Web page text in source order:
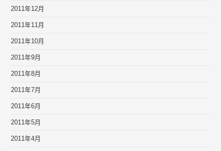
2011年12月
2011年11月
2011年10月
2011年9月
2011年8月
2011年7月
2011年6月
2011年5月
2011年4月